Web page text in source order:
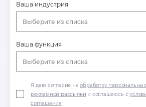
Ваша индустрия
Выберите из списка
Ваша функция
Выберите из списка
Я даю согласие наобработку
рекламной рассылки и соглашаюсь с
соглашения